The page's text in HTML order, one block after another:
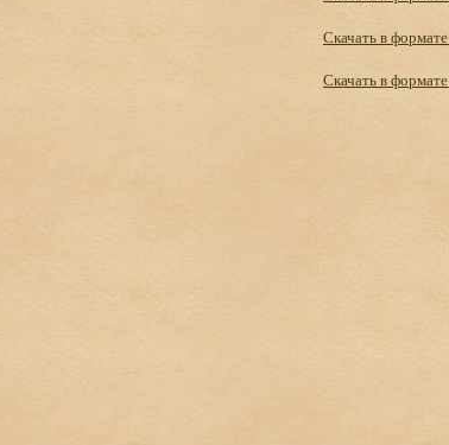
Скачать в
Скачать в